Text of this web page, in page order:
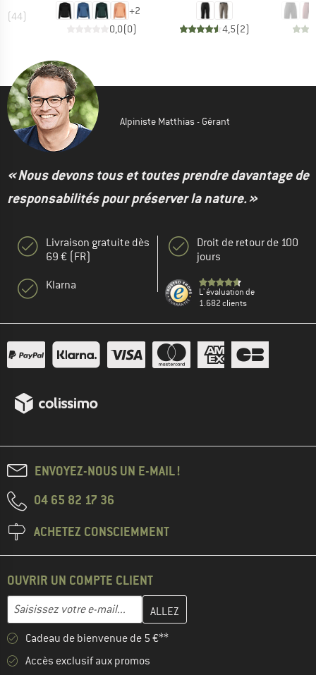
(44) +2
0,0(0) 4,5(2)
Alpiniste Matthias - Gérant
« Nous devons tous et toutes prendre davantage de
responsabilités pour préserver la nature. »
Livraison gratuite dès
69 € (FR)
Klarna
Droit de retour de 100
jours
L' évaluation de
1.682 clients
ENVOYEZ-NOUS UN E-MAIL !
04 65 82 17 36
ACHETEZ CONSCIEMMENT
OUVRIR UN COMPTE CLIENT
Adresse e-mail
Entrez votre adresse e-mail ici et créez votre compte client à la
Cadeau de bienvenue de 5 €**
Accès exclusif aux promos